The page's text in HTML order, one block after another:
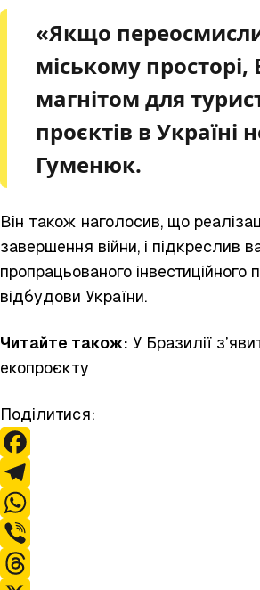
«Якщо
міському
магнітом для
проєктів в Україні
Гуменюк.
Він також наголосив, що
завершення війни, і підкреслив
пропрацьованого
відбудови України.
Читайте також: У Бразилії
екопроєкту
Поділитися:
F
a
c
e
T
e
W
hV